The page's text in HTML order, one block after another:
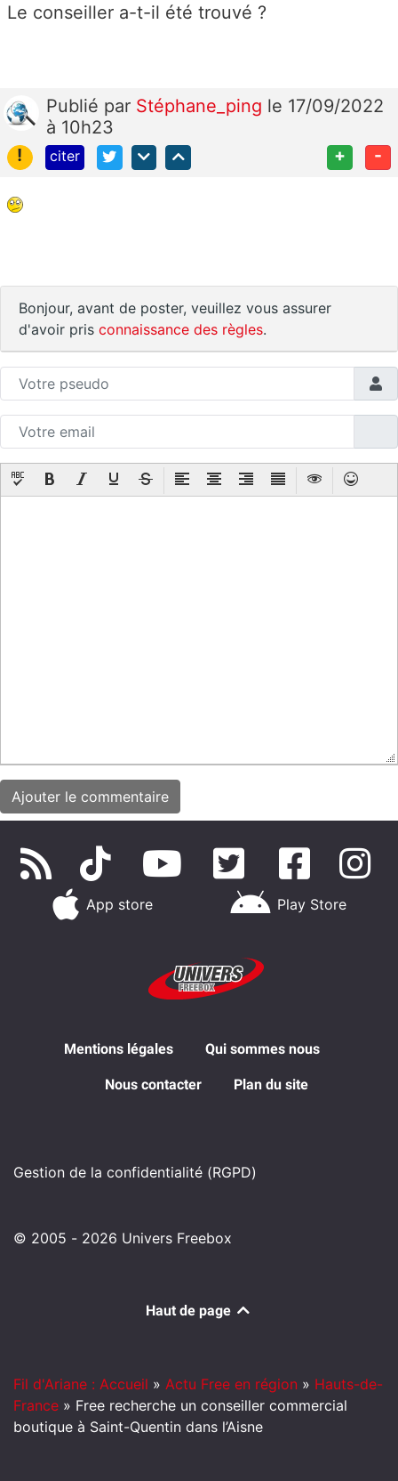
Le conseiller a-t-il été trouvé ?
Publié par Stéphane_ping le 17/09/2022
à 10h23
!
citer + -
Bonjour, avant de poster, veuillez vous assurer
d'avoir pris connaissance des règles.
App store Play Store
Mentions légales Qui sommes nous
Nous contacter Plan du site
Gestion de la confidentialité (RGPD)
© 2005 - 2026 Univers Freebox
Haut de page
Fil d'Ariane : Accueil » Actu Free en région » Hauts-de-
France » Free recherche un conseiller commercial
boutique à Saint-Quentin dans l’Aisne